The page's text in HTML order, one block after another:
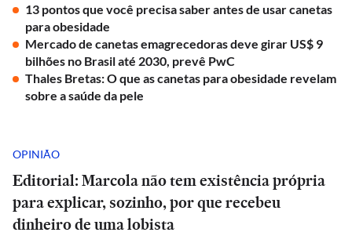
13 pontos que você precisa saber antes de usar canetas
para obesidade
Mercado de canetas emagrecedoras deve girar US$ 9
bilhões no Brasil até 2030, prevê PwC
Thales Bretas: O que as canetas para obesidade revelam
sobre a saúde da pele
OPINIÃO
Editorial: Marcola não tem existência própria
para explicar, sozinho, por que recebeu
dinheiro de uma lobista